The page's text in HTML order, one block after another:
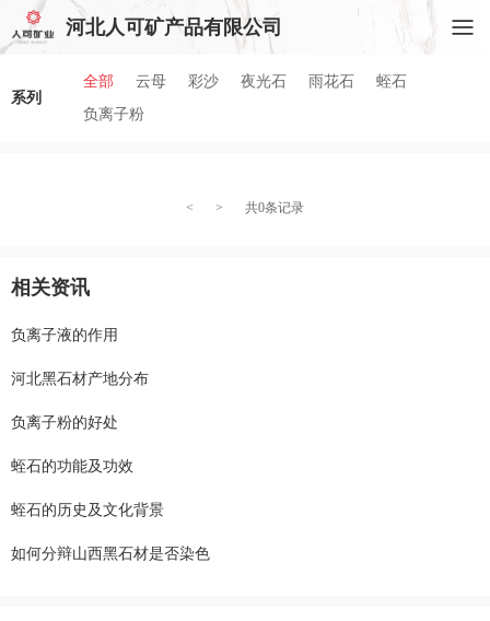
河北人可矿产品有限公司
系列
全部 云母 彩沙 夜光石 雨花石
蛭石
负离子粉
< > 共0条记录
相关资讯
负离子液的作用
河北黑石材产地分布
负离子粉的好处
蛭石的功能及功效
蛭石的历史及文化背景
如何分辩山西黑石材是否染色